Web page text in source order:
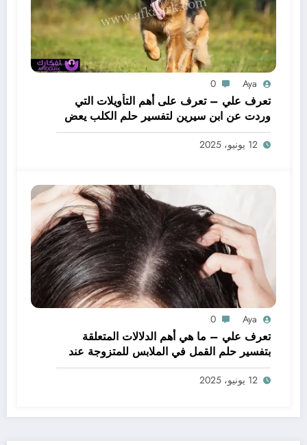
Aya
0
تعرف علي – تعرف على أهم التأويلات التي
وردت عن ابن سيرين لتفسير حلم الكلب يعض
يدي – بالتفصيل
12 يونيو، 2025
Aya
0
تعرف علي – ما هي أهم الدلالات المتعلقة
بتفسير حلم القمل في الملابس للمتزوجة عند
ابن سيرين؟ – بالتفصيل
12 يونيو، 2025